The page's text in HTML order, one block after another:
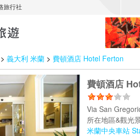
> 義大利 米蘭 > 費頓酒店 Hotel Ferton
費頓酒店
Via San
所在地區&觀光
米蘭中央車站